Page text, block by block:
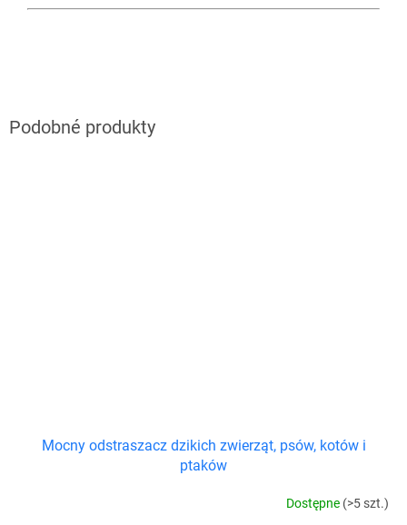
Mocny odstraszacz dzikich zwierząt, psów, kotów i
ptaków
Dostępne (>5 szt.)